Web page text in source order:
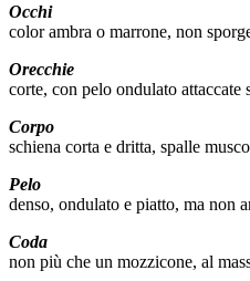
Occhi
color ambra o marrone, non
Orecchie
corte, con pelo ondulato
Corpo
schiena corta e dritta, spalle
Pelo
denso, ondulato e piatto, ma non
Coda
non più che un mozzicone, al